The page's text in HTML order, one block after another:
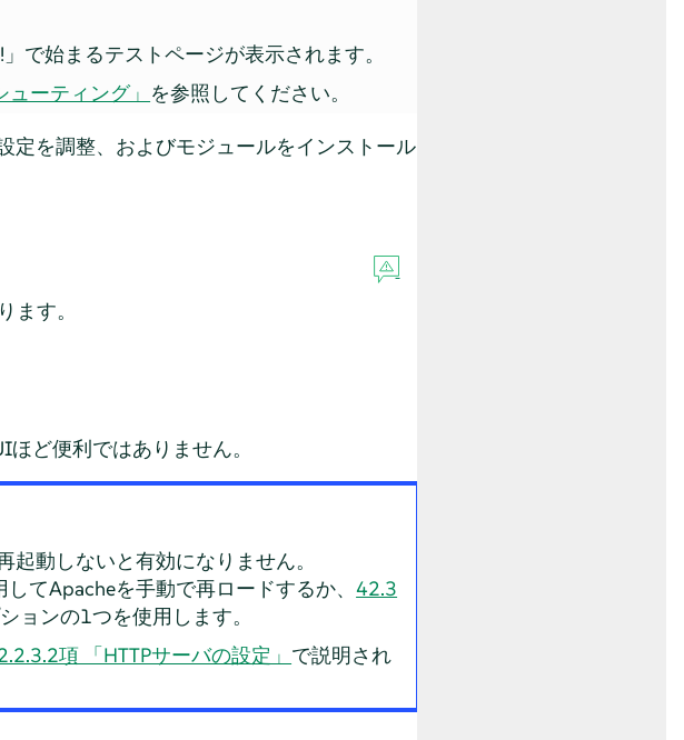
」 で始まるテストページが表示されます。
ーティング」 を参照してください。
定を調整、およびモジュールをインストール
す。
ど便利ではありません。
動しないと有効になりません。
してApacheを手動で再ロードするか、42.3
ョンの1つを使用します。
項 「HTTPサーバの設定」 で説明され